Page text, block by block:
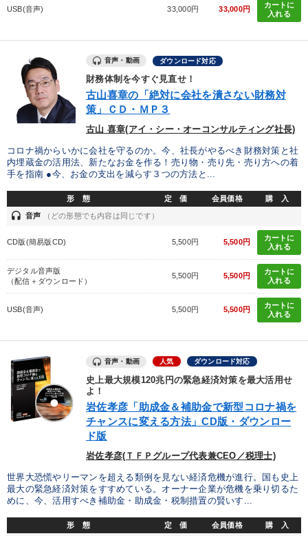
USB(音声) 33,000円 33,000円
カートに
入れる
音声・動画 ダウンロード対応
財務体制を今すぐ見直せ！
古山喜章の「絶対に会社を潰さない財務対
策」ＣＤ・ＭＰ３
古山 喜章(アイ・シー・オーコンサルティング社長)
コロナ禍からいかに会社を守るのか。今、社長がやるべき財務対策と社
内埋蔵金の活用法、新たなお金を作る！売り物・売り先・売り方への着
手を指南 ●今、お金の支出を減らす３つの方法と...
形 態 定 価 会員価格 購 入
headset 音声 （どの形態でも内容は同じです）
CD版(簡易版CD) 5,500円 5,500円
カートに
入れる
デジタル音声版
（配信＋ダウンロード）
5,500円 5,500円
カートに
入れる
USB(音声) 5,500円 5,500円
カートに
入れる
音声・動画 人気 ダウンロード対応
史上最大規模120兆円の緊急経済対策を最大活用せ
よ！
岩佐孝彦「助成金＆補助金で新型コロナ禍を
チャンスに変える方法」CD版・ダウンロー
ド版
岩佐孝彦(ＴＦＰグループ代表兼CEO／税理士)
世界大恐慌やリーマンを超える類例を見ない経済危機が進行。国も史上
最大の緊急経済対策をすすめている。オーナー企業が危機を乗り切るた
めに、今、活用すべき補助金・助成金・税制措置の賢いす...
形 態 定 価 会員価格 購 入